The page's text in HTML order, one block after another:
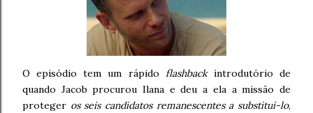
O episódio tem um rápido flashbackintrodutório de
quando Jacob procurou Ilana e deu a ela a missão de
proteger os seis candidatos remanescentes a substituí-lo,